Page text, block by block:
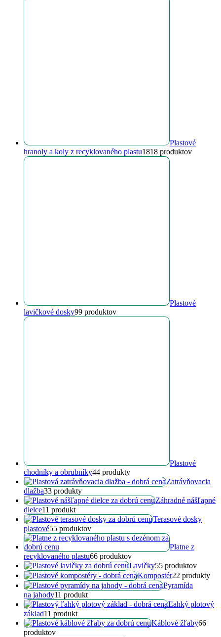
Plastové
hranoly a koly z recyklovaného plastu1818 produktov
Plastové
lavičkové dosky99 produktov
Plastové
chodníky a obrubníky44 produkty
Zatrávňovacia
dlažba33 produkty
Záhradné nášľapné
dielce11 produkt
Terasové dosky
plastové55 produktov
Platne z
recyklovaného plastu66 produktov
Lavičky55 produktov
Kompostér22 produkty
Pyramída
na jahody11 produkt
Ľahký plotový
základ11 produkt
Káblové žľaby66
produktov